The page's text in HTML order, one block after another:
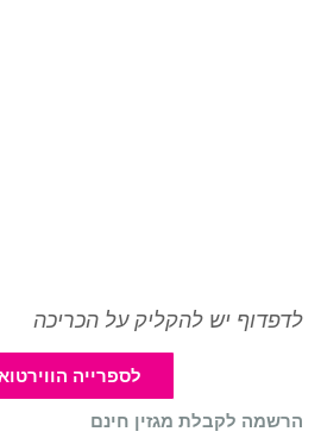
לדפדוף יש להקליק על הכריכה
לספרייה
הרשמה לקבלת מגזין חינם